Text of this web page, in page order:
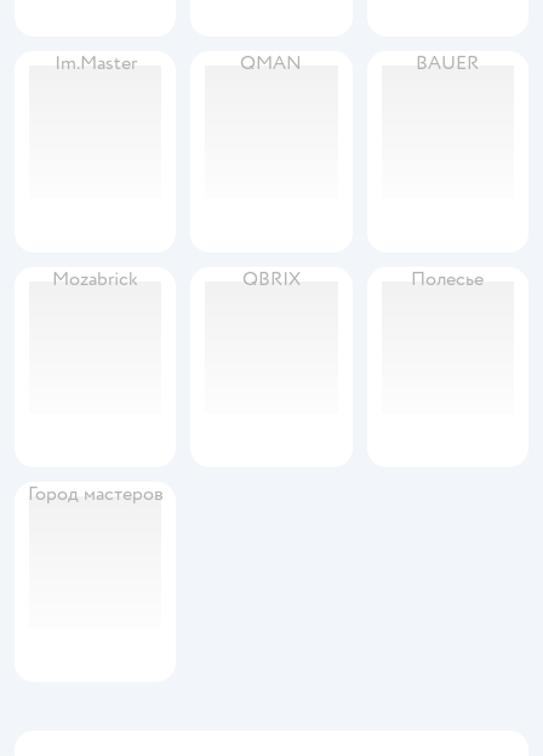
Im.Master QMAN BAUER
Mozabrick QBRIX Полесье
Город мастеров